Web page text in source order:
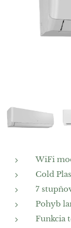
WiFi
Cold
7
Pohyb
Funkcia